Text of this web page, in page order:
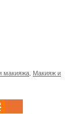
макияжа Макияж и